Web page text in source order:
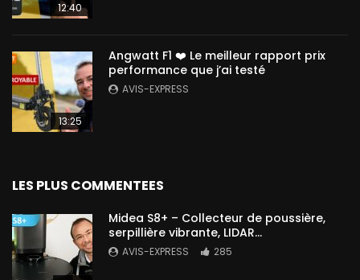
12:40
13:25
Angwatt F1 ❤️ Le meilleur rapport prix
performance que j’ai testé
AVIS-EXPRESS
LES PLUS COMMENTEES
Midea S8+ – Collecteur de poussière,
serpillière vibrante, LIDAR…
AVIS-EXPRESS 285